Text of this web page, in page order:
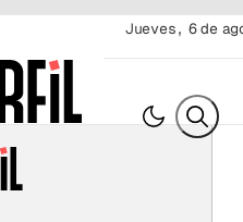
jueves, 6 de